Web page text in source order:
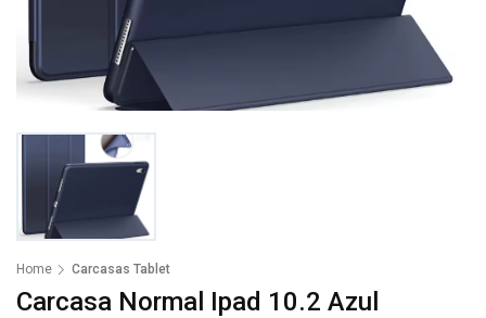
Home Carcasas Tablet
Carcasa Normal Ipad 10.2 Azul